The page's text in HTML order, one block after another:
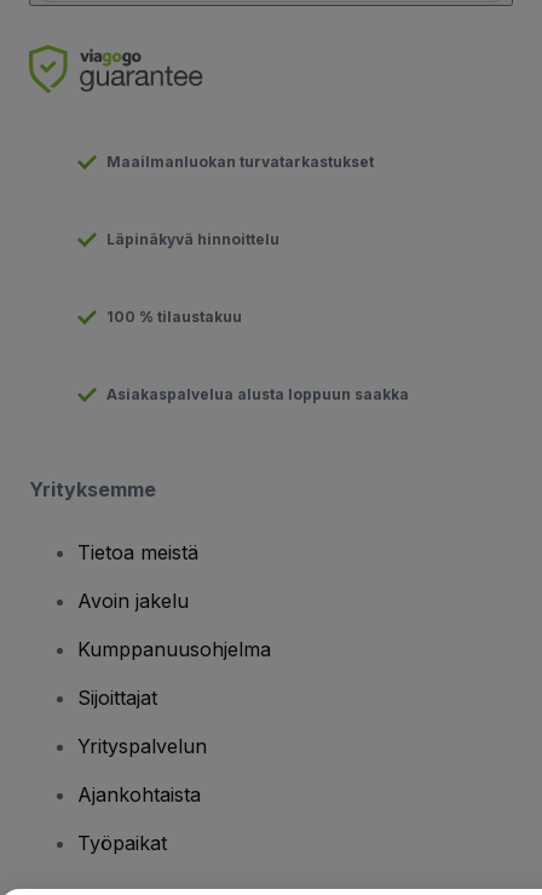
Maailmanluokan turvatarkastukset
Läpinäkyvä hinnoittelu
100 % tilaustakuu
Asiakaspalvelua alusta loppuun saakka
Yrityksemme
Tietoa meistä
Avoin jakelu
Kumppanuusohjelma
Sijoittajat
Yrityspalvelun
Ajankohtaista
Työpaikat